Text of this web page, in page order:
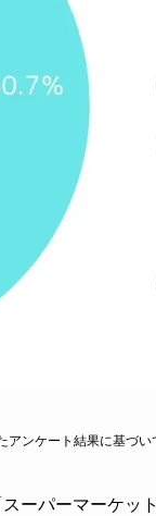
アンケート結果に基づ
ーパーマーケッ